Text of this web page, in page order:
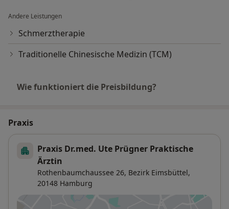
Andere Leistungen
Schmerztherapie
Traditionelle Chinesische Medizin (TCM)
Wie funktioniert die Preisbildung?
Praxis
Praxis Dr.med. Ute Prügner Praktische
Ärztin
Rothenbaumchaussee 26, Bezirk Eimsbüttel,
20148 Hamburg